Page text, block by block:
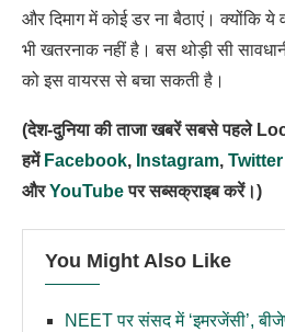
और दिमाग में कोई डर ना बैठाएं। क्योंकि ये
भी खतरनाक नहीं है। बस थोड़ी सी
को इस वायरस से बचा सकती है।
(देश-दुनिया की ताजा खबरें सबसे पहले
हमें Facebook, Instagram, Twitter
औरYouTubeपर सब्सक्राइब करें।)
You Might Also Like
NEET पर संसद में ‘इमरजेंसी’,